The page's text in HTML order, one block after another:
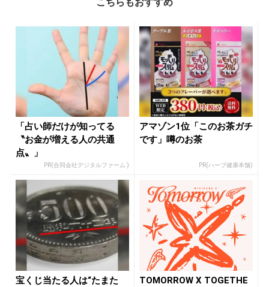
「占い師だけが知ってる
〝お金が増える人の共通
点〟」
PR(合同会社デジタルファーム )
アマゾン1位「このお茶ガチ
です」噂のお茶
PR(ハーブ健康本舗)
宝くじ当たる人は“たまた
TOMORROW X TOGETHE